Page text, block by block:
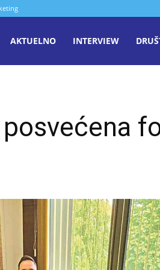
AKTUELNO INTERVIEW